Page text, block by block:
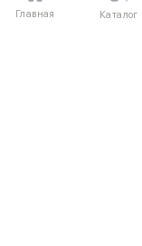
Главная Каталог